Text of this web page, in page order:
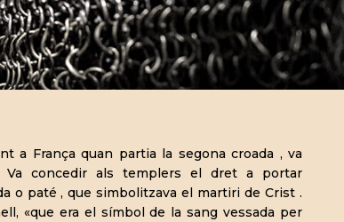
a França quan partia la segona croada , va
concedir als templers el dret a portar
o paté , que simbolitzava el martiri de Crist .
«que era el símbol de la sang vessada per